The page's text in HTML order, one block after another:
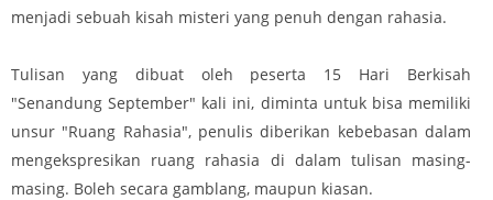
menjadi sebuah kisah misteri yang penuh dengan rahasia.
Tulisan yang dibuat oleh peserta 15 Hari Berkisah
"Senandung September" kali ini, diminta untuk bisa memiliki
unsur "Ruang Rahasia", penulis diberikan kebebasan dalam
mengekspresikan ruang rahasia di dalam tulisan masing-
masing. Boleh secara gamblang, maupun kiasan.